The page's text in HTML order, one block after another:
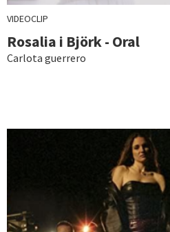
VIDEOCLIP
Rosalia i Björk - Oral
Carlota guerrero